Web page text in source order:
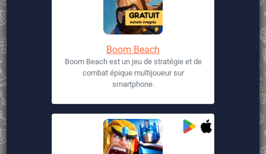
Boom Beach
Boom Beach est un jeu de stratégie et de
combat épique multijoueur sur
smartphone.